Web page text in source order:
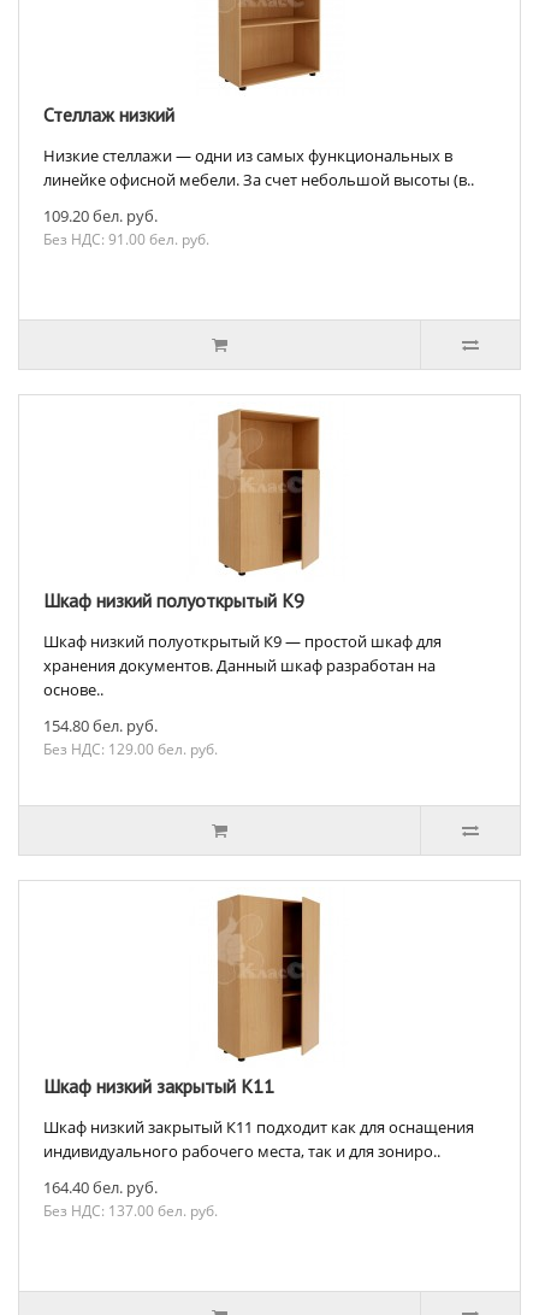
Стеллаж низкий
Низкие стеллажи — одни из самых функциональных в
линейке офисной мебели. За счет небольшой высоты (в..
109.20 бел. руб.
Без НДС: 91.00 бел. руб.
Шкаф низкий полуоткрытый К9
Шкаф низкий полуоткрытый К9 — простой шкаф для
хранения документов. Данный шкаф разработан на
основе..
154.80 бел. руб.
Без НДС: 129.00 бел. руб.
Шкаф низкий закрытый К11
Шкаф низкий закрытый К11 подходит как для оснащения
индивидуального рабочего места, так и для зониро..
164.40 бел. руб.
Без НДС: 137.00 бел. руб.